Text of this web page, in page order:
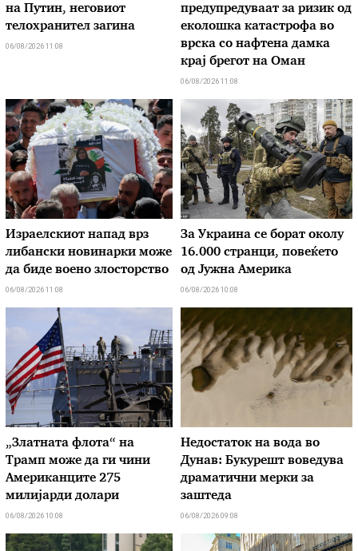
на Путин, неговиот
телохранител загина
06/08/2026 11:08
предупредуваат за ризик од
еколошка катастрофа во
врска со нафтена дамка
крај брегот на Оман
06/08/2026 11:08
Израелскиот напад врз
либански новинарки може
да биде воено злосторство
06/08/2026 11:08
За Украина се борат околу
16.000 странци, повеќето
од Јужна Америка
06/08/2026 10:08
„Златната флота“ на
Трамп може да ги чини
Американците 275
милијарди долари
06/08/2026 10:08
Недостаток на вода во
Дунав: Букурешт воведува
драматични мерки за
заштеда
06/08/2026 09:08